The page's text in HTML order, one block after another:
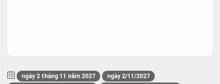
ngày 2 tháng 11 năm 2027
ngày 2/11/2027